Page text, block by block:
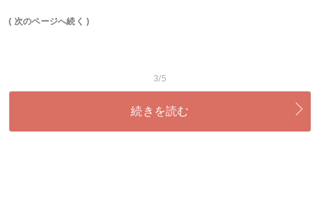
( 次のページへ続く )
3/5
続きを読む